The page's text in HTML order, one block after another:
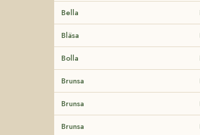
Bella
Bläsa
Bolla
Brunsa
Brunsa
Brunsa